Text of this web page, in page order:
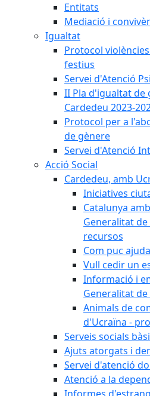
Entitats
Mediació i
Igualtat
Protocol
festius
Servei d'Atenció
II Pla d'igualtat de
Cardedeu 2023-
Protocol per a
de gènere
Servei d'Atenció
Acció Social
Cardedeu, amb
Iniciatives
Catalunya
Generalitat
recursos
Com puc
Vull cedir un
Informació i
Generalitat de
Animals de
d'Ucraïna -
Serveis socials
Ajuts atorgats i
Servei d'atenció
Atenció a la